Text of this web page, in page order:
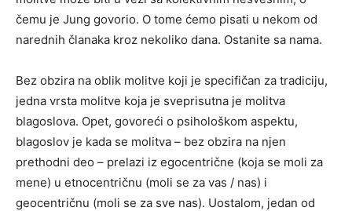
čemu je Jung govorio. O tome ćemo pisati u nekom od
narednih članaka kroz nekoliko dana. Ostanite sa nama.
Bez obzira na oblik molitve koji je specifičan za tradiciju,
jedna vrsta molitve koja je sveprisutna je molitva
blagoslova. Opet, govoreći o psihološkom aspektu,
blagoslov je kada se molitva – bez obzira na njen
prethodni deo – prelazi iz egocentrične (koja se moli za
mene) u etnocentričnu (moli se za vas / nas) i
geocentričnu (moli se za sve nas). Uostalom, jedan od